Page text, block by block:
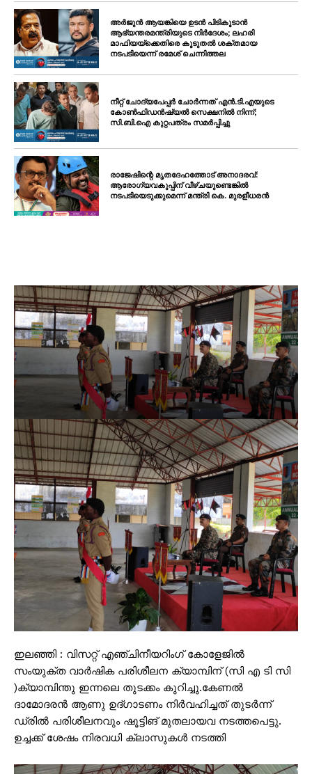
അർജുൻ ആയങ്കിയെ ഉടൻ പിടികൂടാൻ
ആഭ്യന്തരമന്ത്രിയുടെ നിർദേശം; ലഹരി
മാഫിയയ്ക്കെതിരെ കൂടുതൽ ശക്തമായ
നടപടിയെന്ന് രമേശ് ചെന്നിത്തല
നീറ്റ് ചോദ്യപേപ്പർ ചോർന്നത് എൻ.ടി.എയുടെ
കോൺഫിഡൻഷ്യൽ സെക്ഷനിൽ നിന്ന്;
സി.ബി.ഐ കുറ്റപത്രം സമർപ്പിച്ചു
രാജേഷിന്റെ മൃതദേഹത്തോട് അനാദരവ്:
ആരോഗ്യവകുപ്പിന് വീഴ്ചയുണ്ടെങ്കിൽ
നടപടിയെടുക്കുമെന്ന് മന്ത്രി കെ. മുരളീധരൻ
ഇലഞ്ഞി : വിസറ്റ് എഞ്ചിനീയറിംഗ് കോളേജിൽ
സംയുക്ത വാർഷിക പരിശീലന ക്യാമ്പിന് (സി എ ടി സി
)ക്യാമ്പിന്തു ഇന്നലെ തുടക്കം കുറിച്ചു.കേണൽ
ദാമോദരൻ ആണു ഉദ്ഗാടണം നിർവഹിച്ചത് തുടർന്ന്
ഡ്രിൽ പരിശീലനവും ഷൂട്ടിങ് മുതലായവ നടത്തപെട്ടു.
ഉച്ചക്ക് ശേഷം നിരവധി ക്ലാസുകൾ നടത്തി